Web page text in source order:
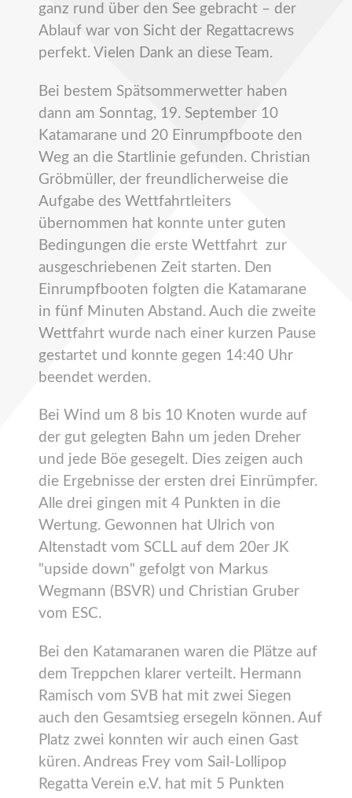
ganz rund über den See gebracht – der
Ablauf war von Sicht der Regattacrews
perfekt. Vielen Dank an diese Team.
Bei bestem Spätsommerwetter haben
dann am Sonntag, 19. September 10
Katamarane und 20 Einrumpfboote den
Weg an die Startlinie gefunden. Christian
Gröbmüller, der freundlicherweise die
Aufgabe des Wettfahrtleiters
übernommen hat konnte unter guten
Bedingungen die erste Wettfahrt zur
ausgeschriebenen Zeit starten. Den
Einrumpfbooten folgten die Katamarane
in fünf Minuten Abstand. Auch die zweite
Wettfahrt wurde nach einer kurzen Pause
gestartet und konnte gegen 14:40 Uhr
beendet werden.
Bei Wind um 8 bis 10 Knoten wurde auf
der gut gelegten Bahn um jeden Dreher
und jede Böe gesegelt. Dies zeigen auch
die Ergebnisse der ersten drei Einrümpfer.
Alle drei gingen mit 4 Punkten in die
Wertung. Gewonnen hat Ulrich von
Altenstadt vom SCLL auf dem 20er JK
"upside down" gefolgt von Markus
Wegmann (BSVR) und Christian Gruber
vom ESC.
Bei den Katamaranen waren die Plätze auf
dem Treppchen klarer verteilt. Hermann
Ramisch vom SVB hat mit zwei Siegen
auch den Gesamtsieg ersegeln können. Auf
Platz zwei konnten wir auch einen Gast
küren. Andreas Frey vom Sail-Lollipop
Regatta Verein e.V. hat mit 5 Punkten